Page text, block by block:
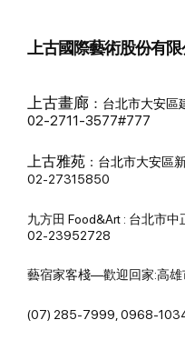
上古國際藝術股份有
上古畫廊 ： 台北市大安區
02-2711-3577#777
上古雅苑 ： 台北市大安區
02-27315850
九方田 Food&Art : 台北市
02-23952728
藝宿家客棧—歡迎回家:高
(07) 285-7999, 0968-